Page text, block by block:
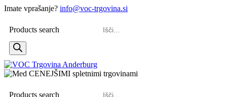
Imate vprašanje? info@voc-trgovina.si
Products search
Products search